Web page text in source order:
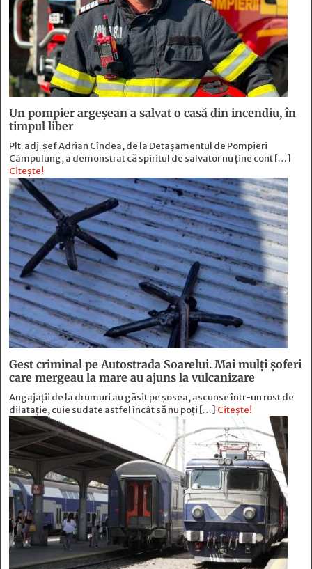
Un pompier argeșean a salvat o casă din incendiu, în
timpul liber
Plt. adj. șef Adrian Cîndea, de la Detașamentul de Pompieri
Câmpulung, a demonstrat că spiritul de salvator nu ține cont […]
Citește!
Gest criminal pe Autostrada Soarelui. Mai mulți șoferi
care mergeau la mare au ajuns la vulcanizare
Angajaţii de la drumuri au găsit pe şosea, ascunse într-un rost de
dilataţie, cuie sudate astfel încât să nu poţi […] Citește!